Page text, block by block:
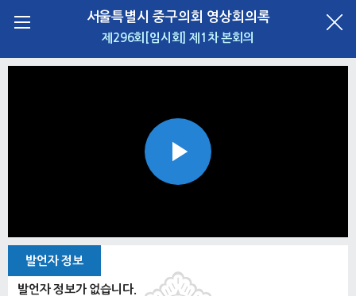
서울특별시 중구의회 영상회의록
제296회[임시회] 제1차 본회의
Play
발언자 정보
발언자 정보가 없습니다.